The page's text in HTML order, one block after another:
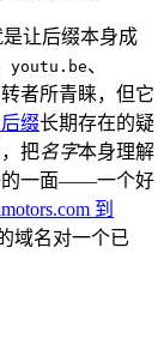
是让后缀本身成
youtu.be、
者所青睐，但它
后缀长期存在的疑
把名字本身理解
的一面——一个好
到
域名对一个已